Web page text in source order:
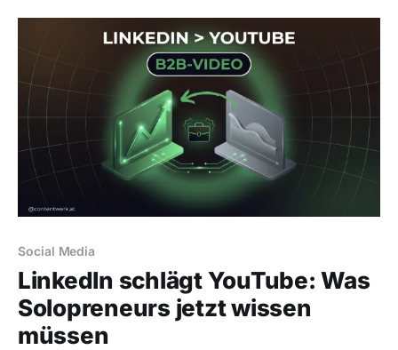
Social Media
LinkedIn schlägt YouTube: Was
Solopreneurs jetzt wissen
müssen